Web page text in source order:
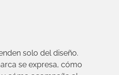
solo del diseño.
se expresa, cómo